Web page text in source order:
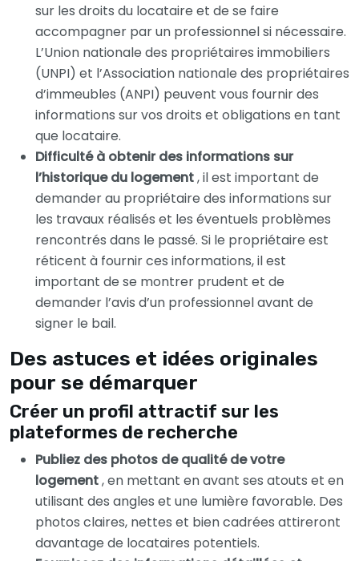
sur les droits du locataire et de se faire
accompagner par un professionnel si nécessaire.
L’Union nationale des propriétaires immobiliers
(UNPI) et l’Association nationale des propriétaires
d’immeubles (ANPI) peuvent vous fournir des
informations sur vos droits et obligations en tant
que locataire.
Difficulté à obtenir des informations sur
l’historique du logement, il est important de
demander au propriétaire des informations sur
les travaux réalisés et les éventuels problèmes
rencontrés dans le passé. Si le propriétaire est
réticent à fournir ces informations, il est
important de se montrer prudent et de
demander l’avis d’un professionnel avant de
signer le bail.
Des astuces et idées originales
pour se démarquer
Créer un profil attractif sur les
plateformes de recherche
Publiez des photos de qualité de votre
logement, en mettant en avant ses atouts et en
utilisant des angles et une lumière favorable. Des
photos claires, nettes et bien cadrées attireront
davantage de locataires potentiels.